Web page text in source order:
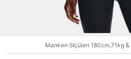
Manken ölçüleri 180cm,71kg &
Daha hızlı ödeme.
Kolay iade ve